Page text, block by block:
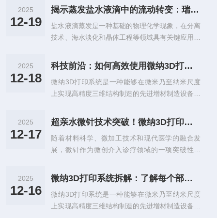
结合精密光学系统与计算机控制，实现亚微米级分
达10微米精度）。微纳...
成本高昂或侵入性强等限制，难以满足高通量、高
灵敏度的研究需求。阻抗与介电光谱（IDS）技术
作为一种非侵入、可实时监测且具备高通量潜力的
方法，已成为单细胞分析的重要技术路径。其原理
会扰动电场并产生与其自身电学特性及空间位置相
垂直方向上发生偏移，会显著影响电场分布的...
2025
12-19
揭示蒸发盐水液滴中的流动转变：瑞利对流与马兰戈尼效应的相互作用
盐水液滴蒸发是一种基础的物理化学现象，在分离
技术、海水淡化和晶体工程等领域具有关键应用。
定了溶解物质的最终分布和结晶形态。液滴内部的
流动主要由两大关键机制控制：由密度差异驱动的
瑞利对流（Rayleighconvection）和由表面张力梯
度驱动的马兰戈尼效应（Marangonieffects）。然
互作用和主导地位转换，目前仍缺乏系统的定量研
对结晶...
2025
12-18
科技前沿：如何高效使用微纳3D打印系统
微纳3D打印系统是一种能够在微米乃至纳米尺度
上实现高精度三维结构制造的先进增材制造设备，
统（MEMS）、超材料及纳米器件等前沿科研与高
d制造领域。该系统突破了传统加工技术在复杂结
构、小尺寸和材料多样性方面的限制，实现了“自
下而上”的精密制造。其通常由高稳定性光学平
光光源、实时成像监控模块及专用控制软件组成。
逐点或逐层构建复杂三维微结构，如微透镜...
2025
12-17
超亲水微针技术突破！微纳3D打印推动无创健康监测新时代
随着材料科学、微加工技术和现代医学的融合发
展，微针作为微创介入诊疗领域的一项突破性技
送效率及实现生物标志物实时监测的优势，已成为
生物医学工程前沿的重要研究方向。近日，土耳其
科奇大学发表于《AdvancedMaterialsTechnologie
s》的研究展示了利用微纳3D打印技术制备的超亲
2025
12-16
微纳3D打印系统拆解：了解每个部件的魔法
微纳3D打印系统是一种能够在微米乃至纳米尺度
上实现高精度三维结构制造的先进增材制造设备，